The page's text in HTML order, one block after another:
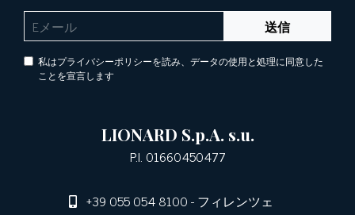
送信
私はプライバシーポリシーを読み、データの使用と処理に同意した
ことを宣言します
LIONARD S.p.A. s.u.
P.I. 01660450477
+39 055 054 8100- フィレンツェ